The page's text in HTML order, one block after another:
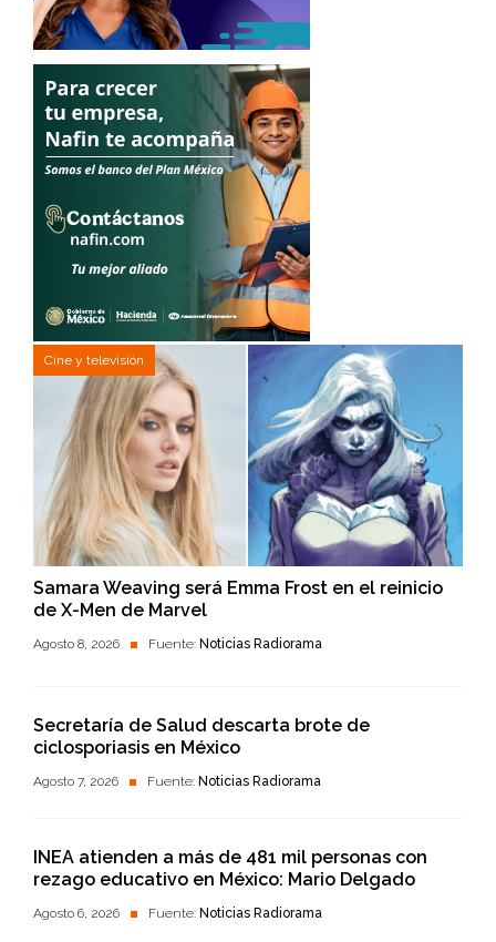
Cine y televisión
Samara Weaving será Emma Frost en el reinicio
de X-Men de Marvel
Agosto 8, 2026 Fuente: Noticias Radiorama
Secretaría de Salud descarta brote de
ciclosporiasis en México
Agosto 7, 2026 Fuente: Noticias Radiorama
INEA atienden a más de 481 mil personas con
rezago educativo en México: Mario Delgado
Agosto 6, 2026 Fuente: Noticias Radiorama